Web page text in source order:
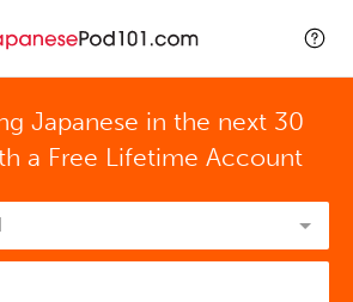
Japanese in the next 30
a Free Lifetime Account